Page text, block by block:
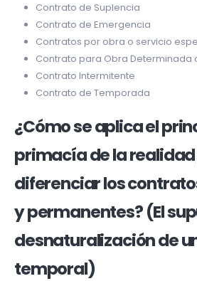
Contrato de Suplencia
Contrato de Emergencia
Contratos por obra o servicio
Contrato para Obra Determinada
Contrato Intermitente
Contrato de Temporada
¿Cómo se aplica el
primacía de la
diferenciar los
y permanentes? (El
desnaturalización de
temporal)